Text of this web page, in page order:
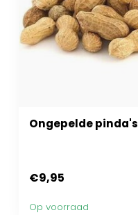
Ongepelde pinda's
€9,95
Op voorraad